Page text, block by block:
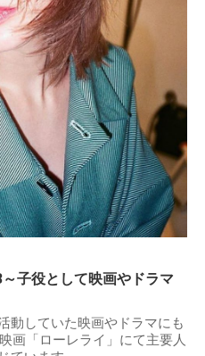
子役として映画やドラマ
動していた映画やドラマにも
画「ローレライ」にて主要人